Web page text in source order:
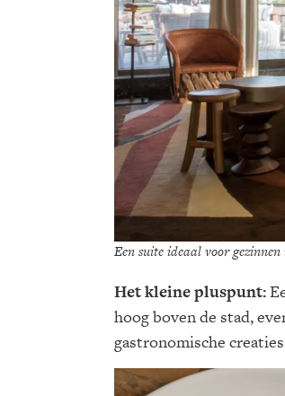
Een suite ideaal voor
Het kleine pluspunt:
hoog boven de stad,
gastronomische